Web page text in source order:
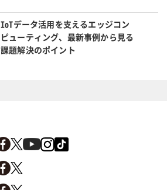
IoTデータ活用を支えるエッジコン
ピューティング、最新事例から見る
課題解決のポイント